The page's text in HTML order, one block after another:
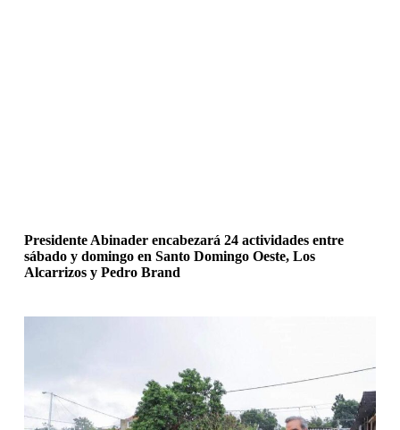
Presidente Abinader encabezará 24 actividades entre
sábado y domingo en Santo Domingo Oeste, Los
Alcarrizos y Pedro Brand